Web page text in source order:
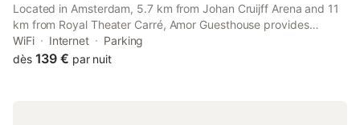
Located in Amsterdam, 5.7 km from Johan Cruijff Arena and 11
km from Royal Theater Carré, Amor Guesthouse provides
accommodation with amenities such as free WiFi and a flat-
screen TV. With garden views, this accommodation provides a
WiFi Internet
Parking
dès 139 € par nuit